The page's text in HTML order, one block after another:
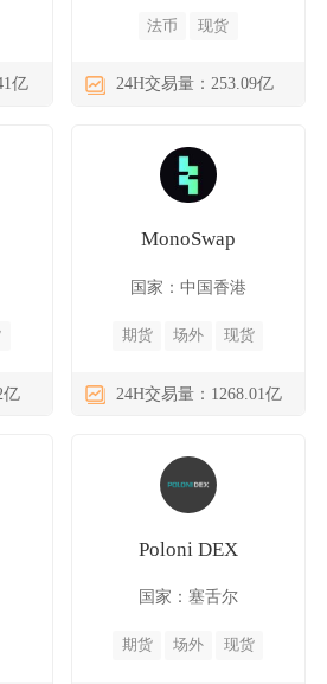
亿
法币 现货
24H交易量：253.09亿
亿
MonoSwap
国家：中国香港
期货 场外 现货
24H交易量：1268.01亿
Poloni DEX
国家：塞舌尔
期货 场外 现货